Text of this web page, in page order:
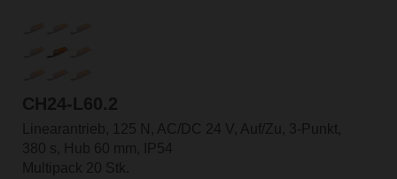
CH24-L60.2
Linearantrieb, 125 N, AC/DC 24 V, Auf/Zu, 3-Punkt,
380 s, Hub 60 mm, IP54
Multipack 20 Stk.